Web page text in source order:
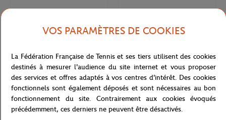
Drap de plage officiel joueur•se
Roland-Garros 2026 - Multicolor
T-shirt Chic femme Galeries
Lafayette x Roland-Garros - Blanc
NOUVEAU
VOS PARAMÈTRES DE COOKIES
La Fédération Française de Tennis et ses tiers utilisent des cookies
destinés à mesurer l'audience du site internet et vous proposer
des services et offres adaptés à vos centres d'intérêt. Des cookies
fonctionnels sont également déposés et sont nécessaires au bon
fonctionnement du site. Contrairement aux cookies évoqués
précédemment, ces derniers ne peuvent être désactivés.